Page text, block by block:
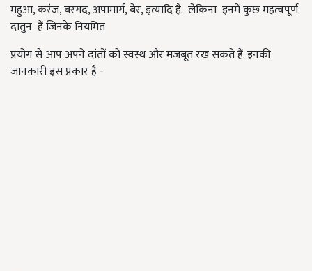
महुआ, करंज, बरगद, अपामार्ग, बेर, इत्यादि है. लेकिना इनमें कुछ महत्वपूर्ण
दातुन हैं जिनके नियमित
प्रयोग से आप अपने दांतों को स्वस्थ और मजबूत रख सकते हैं. इनकी
जानकारी इस प्रकार है -